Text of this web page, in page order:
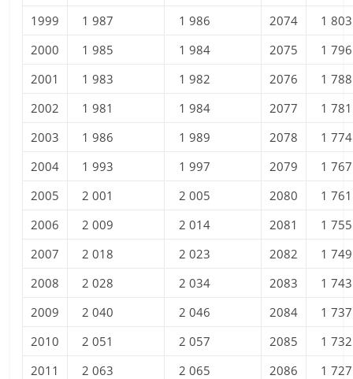
1999
1 987 1 986 2074
1 803
2000
1 985 1 984 2075
1 796
2001
1 983 1 982 2076
1 788
2002
1 981 1 984 2077
1 781
2003
1 986 1 989 2078
1 774
2004
1 993 1 997 2079
1 767
2005
2 001 2 005 2080
1 761
2006
2 009 2 014 2081
1 755
2007
2 018 2 023 2082
1 749
2008
2 028 2 034 2083
1 743
2009
2 040 2 046 2084
1 737
2010
2 051 2 057 2085
1 732
2011
2 063 2 065 2086
1 727